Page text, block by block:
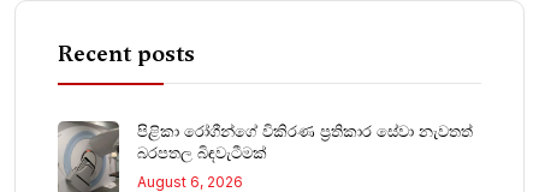
Recent posts
පිළිකා රෝගීන්ගේ විකිරණ ප්‍රතිකාර සේවා නැවතත්
බරපතල බිඳවැටීමක්
August 6, 2026